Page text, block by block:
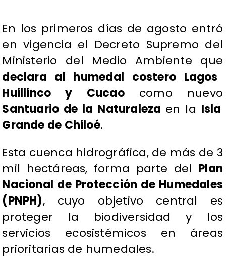
En los primeros días de agosto entró
en vigencia el Decreto Supremo del
Ministerio del Medio Ambiente que
declara al humedal costero Lagos
Huillinco y Cucaocomo nuevo
Santuario de la Naturaleza en la Isla
Grande de Chiloé.
Esta cuenca hidrográfica, de más de 3
mil hectáreas, forma parte del Plan
Nacional de Protección de Humedales
(PNPH), cuyo objetivo central es
proteger la biodiversidad y los
servicios ecosistémicos en áreas
prioritarias de humedales.